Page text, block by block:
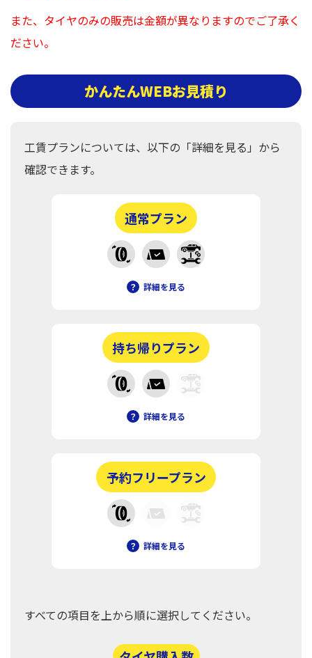
また、タイヤのみの販売は金額が異なりますのでご了承く
ださい。
かんたんWEBお見積り
工賃プランについては、以下の「詳細を見る」から
確認できます。
通常プラン
？ 詳細を見る
持ち帰りプラン
？ 詳細を見る
予約フリープラン
？ 詳細を見る
すべての項目を上から順に選択してください。